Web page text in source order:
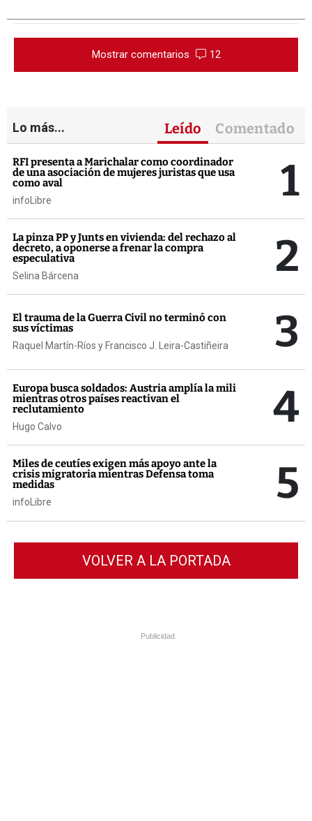
Mostrar comentarios 12
Lo más... Leído Comentado
RFI presenta a Marichalar como coordinador
de una asociación de mujeres juristas que usa
como aval
infoLibre 1
La pinza PP y Junts en vivienda: del rechazo al
decreto, a oponerse a frenar la compra
especulativa
Selina Bárcena 2
El trauma de la Guerra Civil no terminó con
sus víctimas
Raquel Martín-Ríos y Francisco J. Leira-Castiñeira 3
Europa busca soldados: Austria amplía la mili
mientras otros países reactivan el
reclutamiento
Hugo Calvo 4
Miles de ceutíes exigen más apoyo ante la
crisis migratoria mientras Defensa toma
medidas
infoLibre 5
VOLVER A LA PORTADA
Publicidad